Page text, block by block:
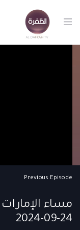
Previous Episode
24-09-2024